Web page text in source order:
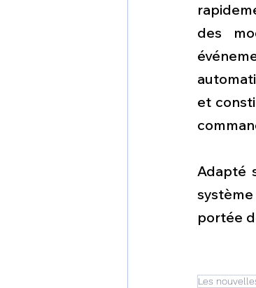
des
et
Adapté
portée
Les